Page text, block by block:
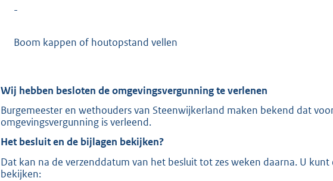
-
Boom kappen of houtopstand vellen
Wij hebben besloten de omgevingsvergunning te verlenen
Burgemeester en wethouders van Steenwijkerland maken bekend dat
omgevingsvergunning is verleend.
Het besluit en de bijlagen bekijken?
Dat kan na de verzenddatum van het besluit tot zes weken daarna. U
bekijken: